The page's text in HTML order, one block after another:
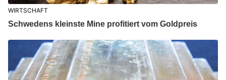
WIRTSCHAFT
Schwedens kleinste Mine profitiert vom Goldpreis